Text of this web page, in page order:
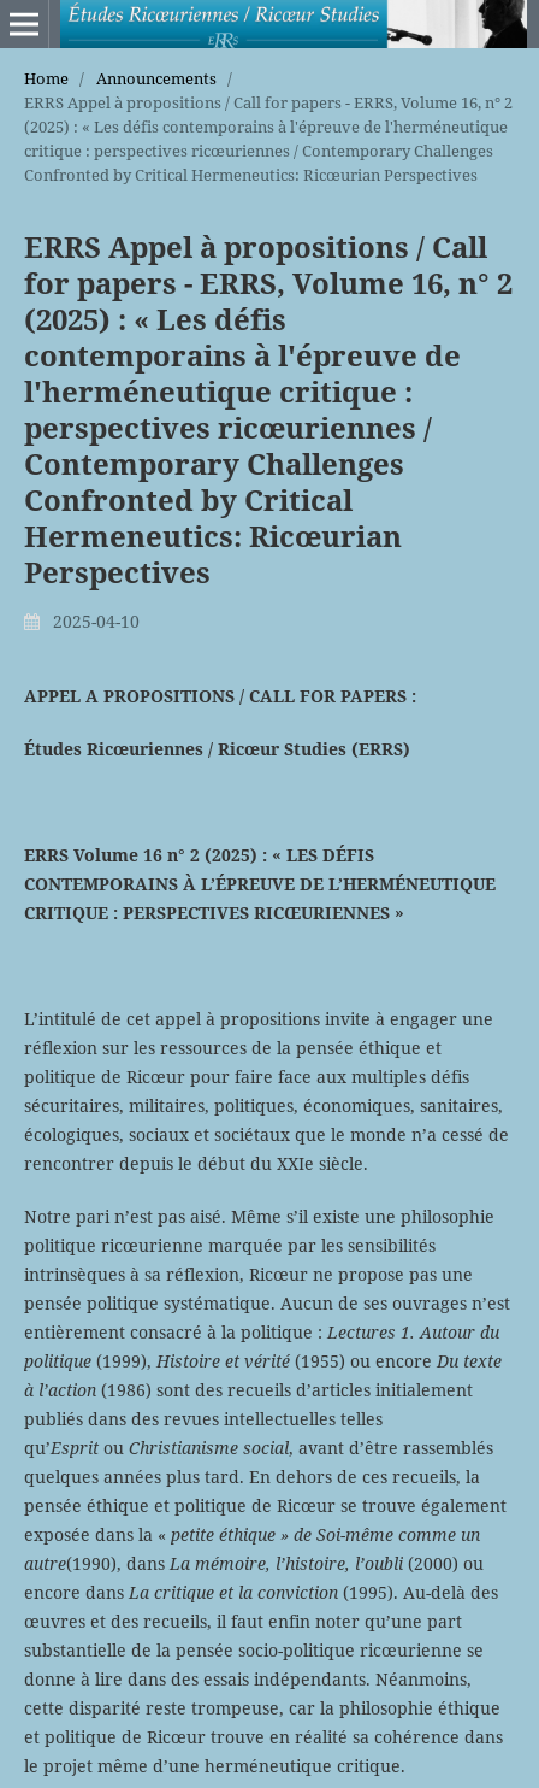
Home / Announcements /
ERRS Appel à propositions / Call for papers - ERRS, Volume 16, n° 2
(2025) : « Les défis contemporains à l'épreuve de l'herméneutique
critique : perspectives ricœuriennes / Contemporary Challenges
Confronted by Critical Hermeneutics: Ricœurian Perspectives
ERRS Appel à propositions / Call
for papers - ERRS, Volume 16, n° 2
(2025) : « Les défis
contemporains à l'épreuve de
l'herméneutique critique :
perspectives ricœuriennes /
Contemporary Challenges
Confronted by Critical
Hermeneutics: Ricœurian
Perspectives
2025-04-10
APPEL A PROPOSITIONS / CALL FOR PAPERS :
Études Ricœuriennes / Ricœur Studies (ERRS)
ERRS Volume 16 n° 2 (2025) : « LES DÉFIS
CONTEMPORAINS À L’ÉPREUVE DE L’HERMÉNEUTIQUE
CRITIQUE : PERSPECTIVES RICŒURIENNES »
L’intitulé de cet appel à propositions invite à engager une
réflexion sur les ressources de la pensée éthique et
politique de Ricœur pour faire face aux multiples défis
sécuritaires, militaires, politiques, économiques, sanitaires,
écologiques, sociaux et sociétaux que le monde n’a cessé de
rencontrer depuis le début du XXIe siècle.
Notre pari n’est pas aisé. Même s’il existe une philosophie
politique ricœurienne marquée par les sensibilités
intrinsèques à sa réflexion, Ricœur ne propose pas une
pensée politique systématique. Aucun de ses ouvrages n’est
entièrement consacré à la politique : Lectures 1. Autour du
politique(1999), Histoire et vérité(1955) ou encore Du texte
à l’action(1986) sont des recueils d’articles initialement
publiés dans des revues intellectuelles telles
qu’Espritou Christianisme social, avant d’être rassemblés
quelques années plus tard. En dehors de ces recueils, la
pensée éthique et politique de Ricœur se trouve également
exposée dans la « petite éthique » deSoi-même comme un
autre(1990), dans La mémoire, l’histoire, l’oubli(2000) ou
encore dans La critique et la conviction(1995). Au-delà des
œuvres et des recueils, il faut enfin noter qu’une part
substantielle de la pensée socio-politique ricœurienne se
donne à lire dans des essais indépendants. Néanmoins,
cette disparité reste trompeuse, car la philosophie éthique
et politique de Ricœur trouve en réalité sa cohérence dans
le projet même d’une herméneutique critique.